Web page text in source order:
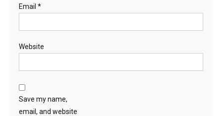
Email *
Website
Save my name,
email, and website